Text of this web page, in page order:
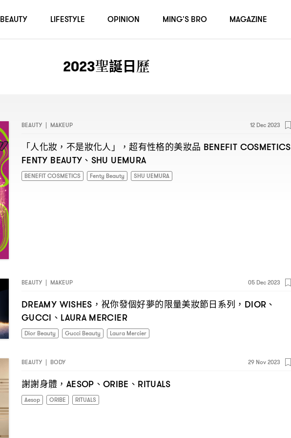
2023聖誕日歷
BEAUTY | MAKEUP 12 Dec 2023
「人化妝 ， 不是妝化人」 ，超有性格的美妝品 BENEFIT COSMETICS
FENTY BEAUTY 、 SHU UEMURA
BENEFIT COSMETICS Fenty Beauty SHU UEMURA
BEAUTY | MAKEUP 05 Dec 2023
DREAMY WISHES，祝你發個好夢的限量美妝節日系列 ，DIOR 、
GUCCI 、 LAURA MERCIER
Dior Beauty Gucci Beauty Laura Mercier
BEAUTY | BODY 29 Nov 2023
謝謝身體 ，AESOP 、 ORIBE 、 RITUALS
Aesop ORIBE RITUALS
BEAUTY LIFESTYLE OPINION MING'S BRO MAGAZINE